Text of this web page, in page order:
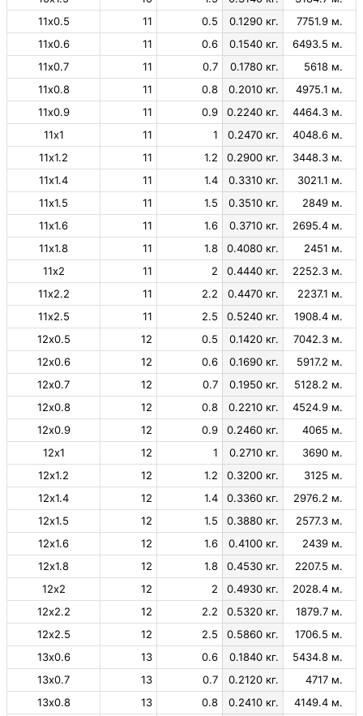
11х0.5
11 0.5 0.1290 кг.
7751.9 м.
11х0.6
11 0.6 0.1540 кг.
6493.5 м.
11х0.7
11 0.7 0.1780 кг.
5618 м.
11х0.8
11 0.8 0.2010 кг.
4975.1 м.
11х0.9
11 0.9 0.2240 кг.
4464.3 м.
11х1
11 1 0.2470 кг.
4048.6 м.
11х1.2
11 1.2 0.2900 кг.
3448.3 м.
11х1.4
11 1.4 0.3310 кг.
3021.1 м.
11х1.5
11 1.5 0.3510 кг.
2849 м.
11х1.6
11 1.6 0.3710 кг.
2695.4 м.
11х1.8
11 1.8 0.4080 кг.
2451 м.
11х2
11 2 0.4440 кг.
2252.3 м.
11х2.2
11 2.2 0.4470 кг.
2237.1 м.
11х2.5
11 2.5 0.5240 кг.
1908.4 м.
12х0.5
12 0.5 0.1420 кг.
7042.3 м.
12х0.6
12 0.6 0.1690 кг.
5917.2 м.
12х0.7
12 0.7 0.1950 кг.
5128.2 м.
12х0.8
12 0.8 0.2210 кг.
4524.9 м.
12х0.9
12 0.9 0.2460 кг.
4065 м.
12х1
12 1 0.2710 кг.
3690 м.
12х1.2
12 1.2 0.3200 кг.
3125 м.
12х1.4
12 1.4 0.3360 кг.
2976.2 м.
12х1.5
12 1.5 0.3880 кг.
2577.3 м.
12х1.6
12 1.6 0.4100 кг.
2439 м.
12х1.8
12 1.8 0.4530 кг.
2207.5 м.
12х2
12 2 0.4930 кг.
2028.4 м.
12х2.2
12 2.2 0.5320 кг.
1879.7 м.
12х2.5
12 2.5 0.5860 кг.
1706.5 м.
13х0.6
13 0.6 0.1840 кг.
5434.8 м.
13х0.7
13 0.7 0.2120 кг.
4717 м.
13х0.8
13 0.8 0.2410 кг. 4149.4 м.